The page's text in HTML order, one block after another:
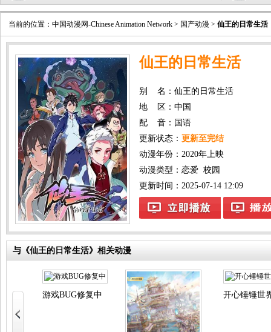
当前的位置： 中国动漫网-Chinese Animation Network > 国产动漫 > 仙王的日常生活
仙王的日常生活
别 名：仙王的日常生活
地 区：中国
配 音：国语
更新状态： 更新至完结
动漫年份： 2020年上映
动漫类型： 恋爱 校园
更新时间：2025-07-14 12:09
与《仙王的日常生活》相关动漫
游戏BUG修复中 开心锤锤世